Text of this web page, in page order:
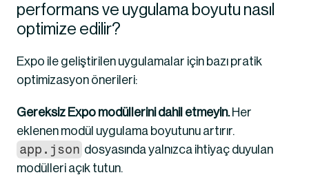
performans ve uygulama boyutu nasıl
optimize edilir?
Expo ile geliştirilen uygulamalar için bazı pratik
optimizasyon önerileri:
Gereksiz Expo modüllerini dahil etmeyin. Her
app.json dosyasında yalnızca ihtiyaç duyulan
modülleri açık tutun.